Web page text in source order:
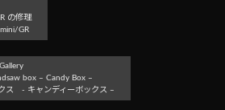
の修理
GR
box – Candy Box –
ス - キャンディーボックス –